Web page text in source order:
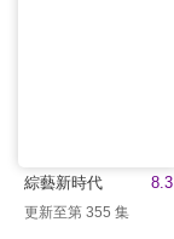
8.3
綜藝新時代
更新至第 355 集